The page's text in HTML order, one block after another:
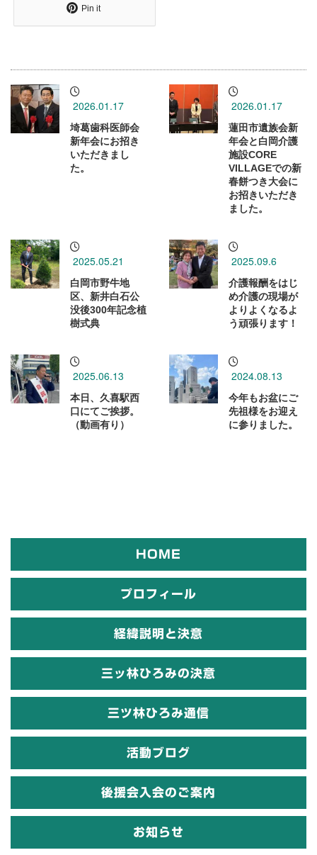
Pin it
2026.01.17
埼葛歯科医師会
新年会にお招き
いただきまし
た。
2026.01.17
蓮田市遺族会新
年会と白岡介護
施設CORE
VILLAGEでの新
春餅つき大会に
お招きいただき
ました。
2025.05.21
白岡市野牛地
区、新井白石公
没後300年記念植
樹式典
2025.09.6
介護報酬をはじ
め介護の現場が
よりよくなるよ
う頑張ります！
2025.06.13
本日、久喜駅西
口にてご挨拶。
（動画有り）
2024.08.13
今年もお盆にご
先祖様をお迎え
に参りました。
HOME
プロフィール
経緯説明と決意
三ッ林ひろみの決意
三ツ林ひろみ通信
活動ブログ
後援会入会のご案内
お知らせ